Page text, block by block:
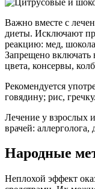
Важно вместе с
диеты. Исключают
реакцию: мед,
Запрещено
цвета, консервы,
Рекомендуется
говядину; рис, гречку.
Лечение у взрослых
врачей: аллерголога,
Народные
Неплохой эффект